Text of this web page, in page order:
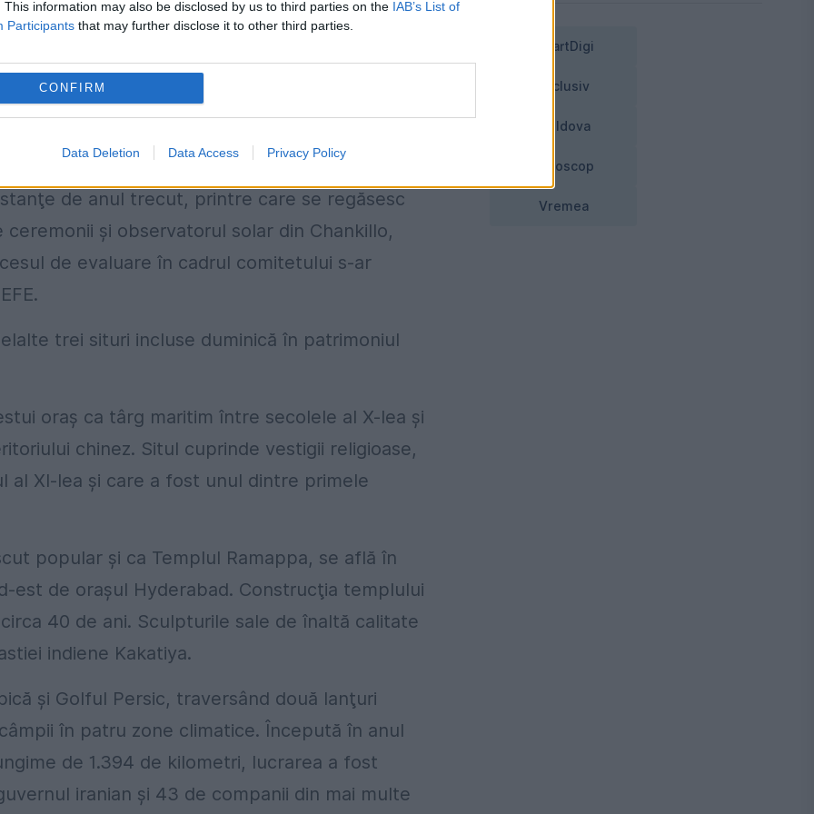
This information may also be disclosed by us to third parties on the IAB’s List of
Participants that may further disclose it to other third parties.
CONFIRM
Data Deletion Data Access Privacy Policy
Mondial au fost incluse în această listă
băi termale din diverse ţări europene şi
altele.
datează din anul 2020, când UNESCO şi-a
de anul trecut, printre care se regăsesc
şi observatorul solar din Chankillo,
de evaluare în cadrul comitetului s-ar
trei situri incluse duminică în patrimoniul
oraş ca târg maritim între secolele al X-lea şi
chinez. Situl cuprinde vestigii religioase,
al XI-lea şi care a fost unul dintre primele
popular şi ca Templul Ramappa, se află în
est de oraşul Hyderabad. Construcţia templului
40 de ani. Sculpturile sale de înaltă calitate
indiene Kakatiya.
şi Golful Persic, traversând două lanţuri
în patru zone climatice. Începută în anul
de 1.394 de kilometri, lucrarea a fost
iranian şi 43 de companii din mai multe
SmartDigi
Exclusiv
Moldova
Horoscop
Vremea